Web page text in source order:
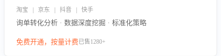
淘宝 | 京东 | 抖音 | 快手
询单转化分析 · 数据深度挖掘 · 标准化策略
免费开通，按量计费已售1280+